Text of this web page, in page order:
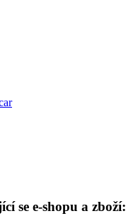
se e-shopu a zboží: